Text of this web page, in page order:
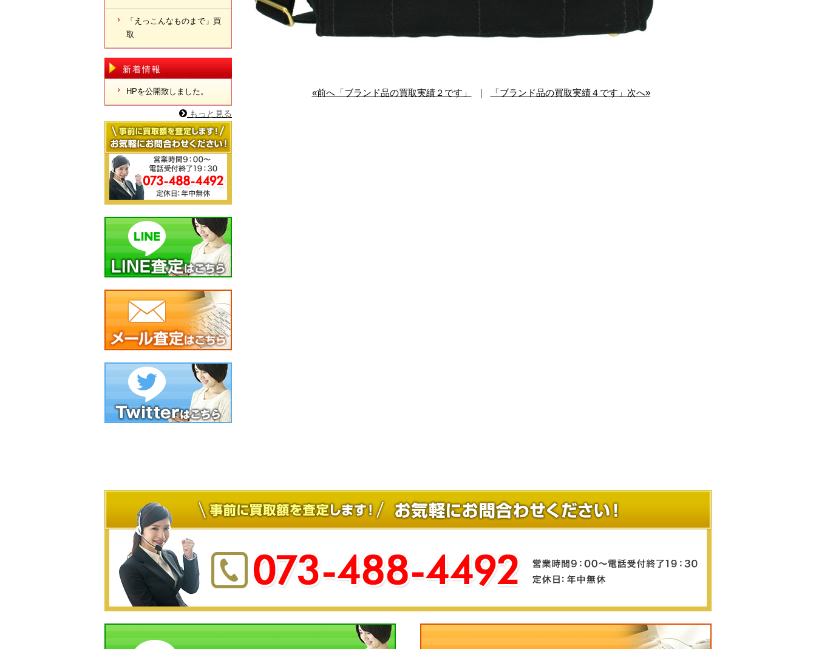
«前へ「ブランド品の買取実績２です」 ｜ 「ブランド品の買取実績４です」次へ»
「えっこんなものまで」買
取
新着情報
HPを公開致しました。
もっと見る